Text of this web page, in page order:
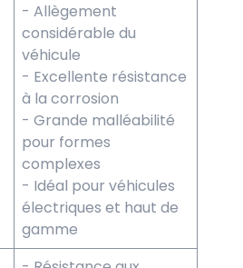
- Allègement
considérable du
véhicule
- Excellente résistance
à la corrosion
- Grande malléabilité
pour formes
complexes
- Idéal pour véhicules
électriques et haut de
gamme